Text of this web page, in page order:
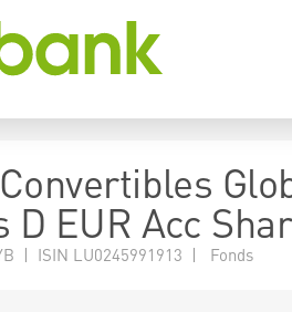
D EUR Acc
| ISIN LU0245991913 | Fonds